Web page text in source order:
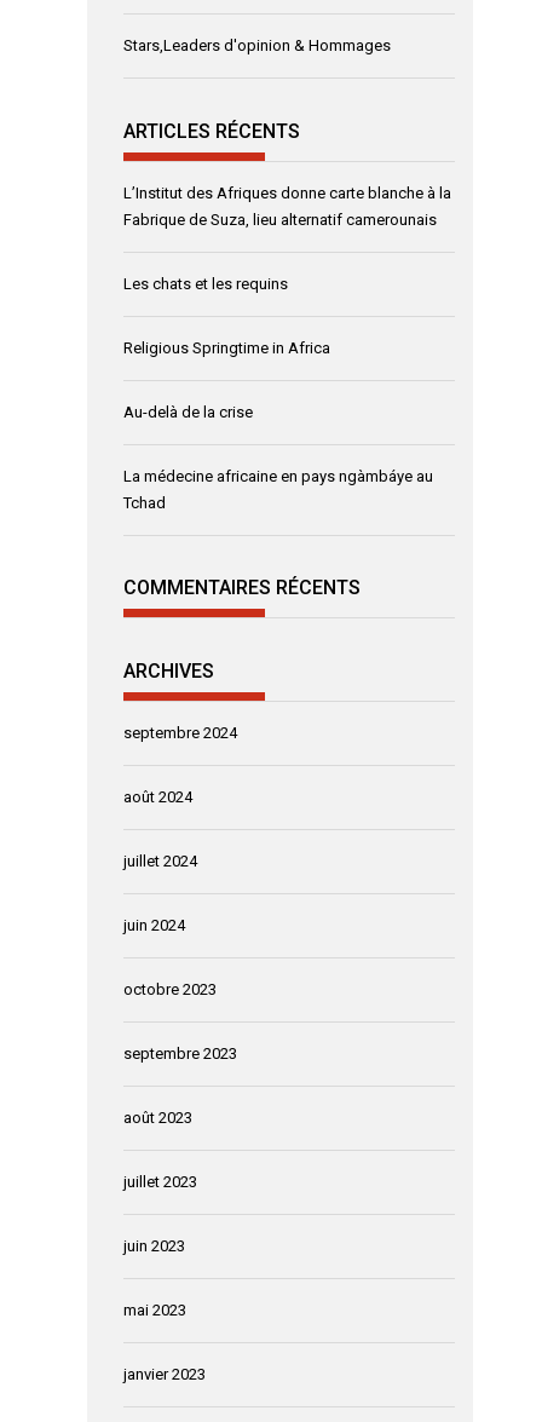
Stars,Leaders d'opinion & Hommages
ARTICLES RÉCENTS
L’Institut des Afriques donne carte blanche à la
Fabrique de Suza, lieu alternatif camerounais
Les chats et les requins
Religious Springtime in Africa
Au-delà de la crise
La médecine africaine en pays ngàmbáye au
Tchad
COMMENTAIRES RÉCENTS
ARCHIVES
septembre 2024
août 2024
juillet 2024
juin 2024
octobre 2023
septembre 2023
août 2023
juillet 2023
juin 2023
mai 2023
janvier 2023